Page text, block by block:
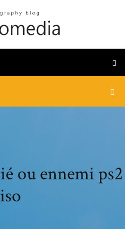
ou ennemi ps2
iso